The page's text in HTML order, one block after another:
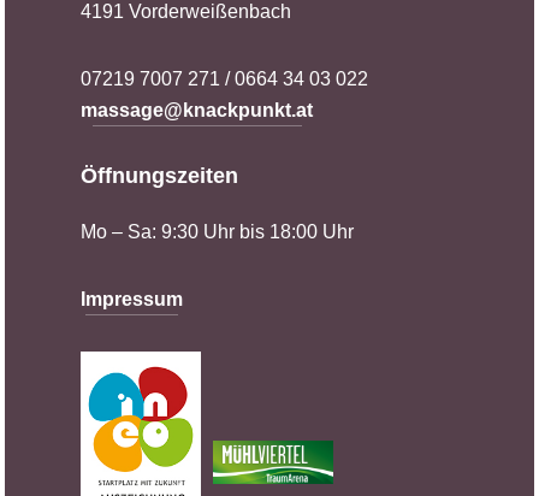
4191 Vorderweißenbach
07219 7007 271 / 0664 34 03 022
massage@knackpunkt.at
Öffnungszeiten
Mo – Sa: 9:30 Uhr bis 18:00 Uhr
Impressum